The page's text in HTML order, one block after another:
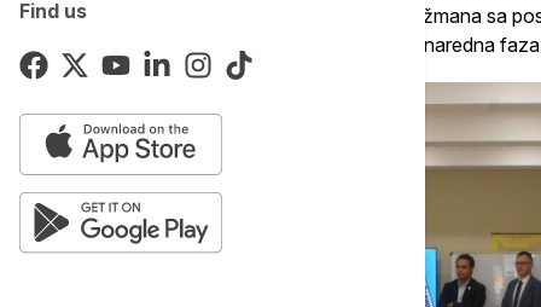
Find us2026. godine. Povezivanje turističkih aranžmana sa
EXPO + 3 dana Srbija“ predviđeno je kao naredna